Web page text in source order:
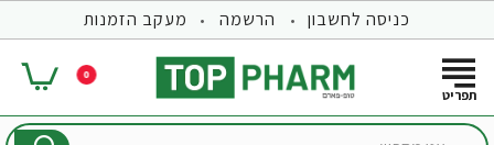
כניסה לחשבון הרשמה מעקב הזמנות
0